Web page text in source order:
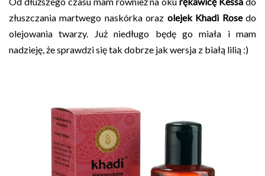
złuszczania martwego naskórka oraz olejek Khadi Rosedo
olejowania twarzy. Już niedługo będę go miała i mam
nadzieję, że sprawdzi się tak dobrze jak wersja z białą lilią :)